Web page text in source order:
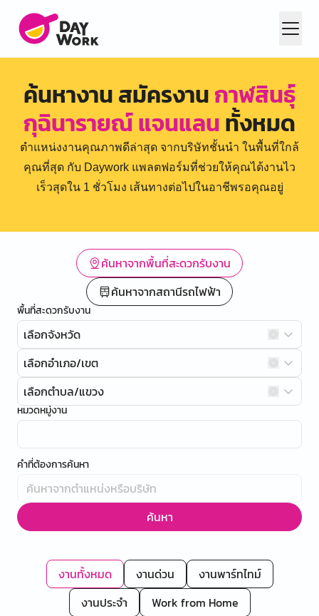
ค้นหางาน สมัครงานกาฬสินธุ์
กุฉินารายณ์ แจนแลนทั้งหมด
ตำแหน่งงานคุณภาพดีล่าสุด จากบริษัทชั้นนำ ในพื้นที่ใกล้
คุณที่สุด กับ Daywork แพลตฟอร์มที่ช่วยให้คุณได้งานไว
เร็วสุดใน 1 ชั่วโมง เส้นทางต่อไปในอาชีพรอคุณอยู่
ค้นหาจากพื้นที่สะดวกรับงาน
ค้นหาจากสถานีรถไฟฟ้า
พื้นที่สะดวกรับงาน
เลือกจังหวัด
เลือกอำเภอ/เขต
เลือกตำบล/แขวง
หมวดหมู่งาน
คำที่ต้องการค้นหา
ค้นหา
งานทั้งหมด งานด่วน
งานพาร์ทไทม์
งานประจำ
Work from Home